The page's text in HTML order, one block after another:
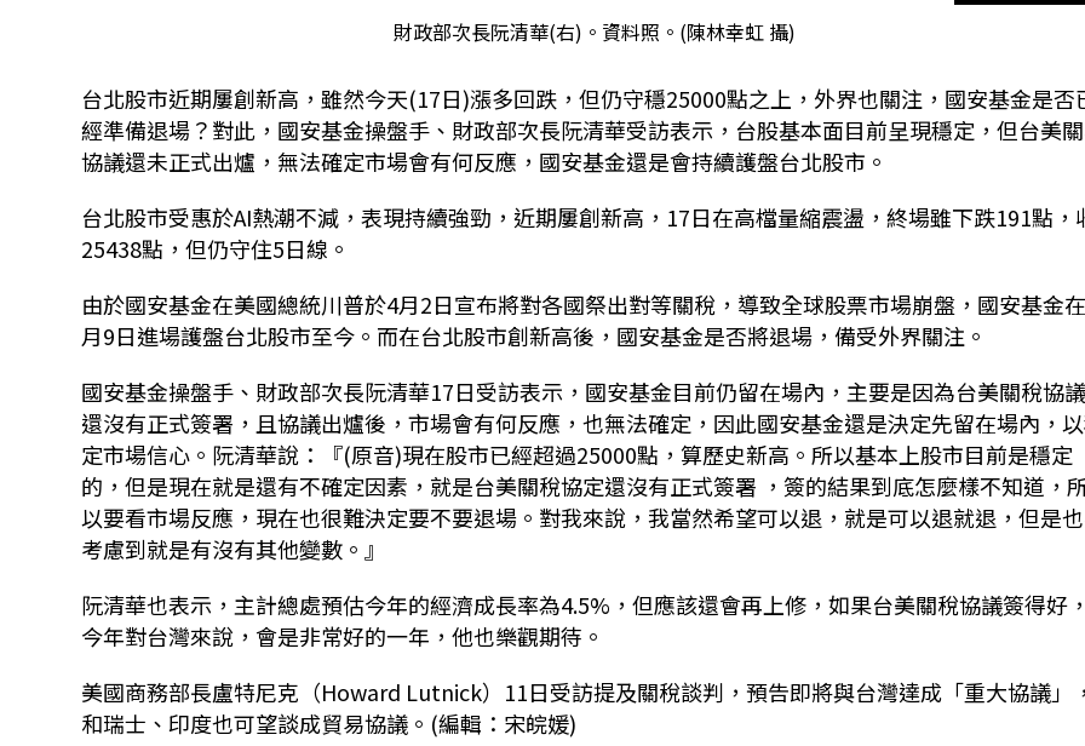
財政部次長阮清華(右)。資料照。(陳林幸虹 攝)
台北股市近期屢創新高，雖然今天(17日)漲多回跌，但仍守穩25000點之上，外界也關注，國安基金是否
經準備退場？對此，國安基金操盤手、財政部次長阮清華受訪表示，台股基本面目前呈現穩定，但台美
協議還未正式出爐，無法確定市場會有何反應，國安基金還是會持續護盤台北股市。
台北股市受惠於AI熱潮不減，表現持續強勁，近期屢創新高， 17日在高檔量縮震盪，終場雖下跌191點，
25438點，但仍守住5日線。
由於國安基金在美國總統川普於4月2日宣布將對各國祭出對等關稅，導致全球股票市場崩盤，國安基金
月9日進場護盤台北股市至今。而在台北股市創新高後，國安基金是否將退場，備受外界關注。
國安基金操盤手、財政部次長阮清華17日受訪表示，國安基金目前仍留在場內，主要是因為台美關稅協
還沒有正式簽署，且協議出爐後，市場會有何反應，也無法確定，因此國安基金還是決定先留在場內，
定市場信心。阮清華說：『(原音)現在股市已經超過25000點，算歷史新高。所以基本上股市目前是穩定
的，但是現在就是還有不確定因素，就是台美關稅協定還沒有正式簽署 ，簽的結果到底怎麼樣不知道，
以要看市場反應，現在也很難決定要不要退場。對我來說，我當然希望可以退，就是可以退就退，但是
考慮到就是有沒有其他變數。』
阮清華也表示，主計總處預估今年的經濟成長率為4.5% ，但應該還會再上修，如果台美關稅協議簽得好
今年對台灣來說，會是非常好的一年，他也樂觀期待。
美國商務部長盧特尼克（Howard Lutnick） 11日受訪提及關稅談判，預告即將與台灣達成「重大協議」
和瑞士、印度也可望談成貿易協議。(編輯：宋皖媛)